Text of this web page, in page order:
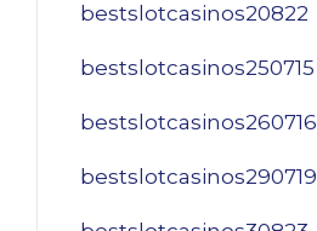
bestslotcasinos20822
bestslotcasinos250715
bestslotcasinos260716
bestslotcasinos290719